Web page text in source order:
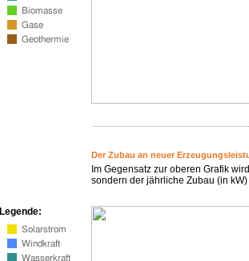
Der Zubau an neuer
Im Gegensatz zur oberen Grafik
sondern der jährliche Zubau (in
Legende: